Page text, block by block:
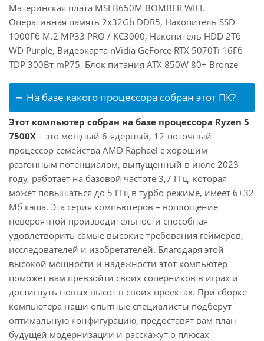
Материнская плата MSI B650M BOMBER WIFI,
Оперативная память 2x32Gb DDR5, Накопитель SSD
1000Гб M.2 MP33 PRO / KC3000, Накопитель HDD 2Тб
WD Purple, Видеокарта nVidia GeForce RTX 5070Ti 16Гб
TDP 300Вт mP75, Блок питания ATX 850W 80+ Bronze
На базе какого процессора собран этот ПК?
Этот компьютер собран на базе процессора Ryzen 5
7500X – это мощный 6-ядерный, 12-поточный
процессор семейства AMD Raphael с хорошим
разгонным потенциалом, выпущенный в июле 2023
году, работает на базовой частоте 3,7 ГГц, которая
может повышаться до 5 ГГц в турбо режиме, имеет 6+32
Мб кэша. Эта серия компьютеров – воплощение
невероятной производительности способная
удовлетворить самые высокие требования геймеров,
исследователей и изобретателей. Благодаря этой
высокой мощности и надежности этот компьютер
поможет вам превзойти своих соперников в играх и
достигнуть новых высот в своих проектах. При сборке
компьютера наши опытные специалисты подберут
оптимальную конфигурацию, предоставят вам план
будущей модернизации и расскажут о плюсах